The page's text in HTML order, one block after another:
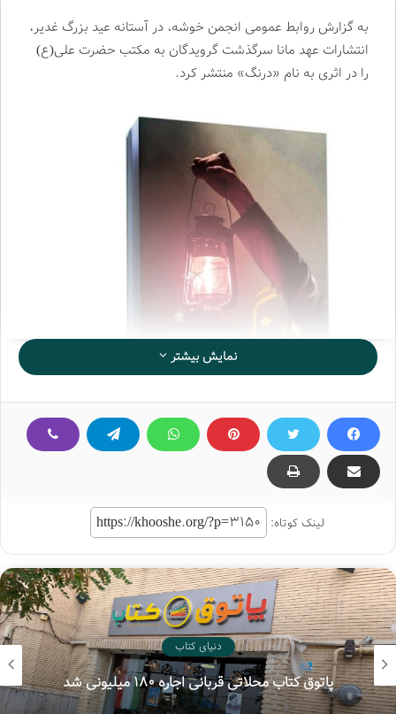
به گزارش روابط عمومی انجمن خوشه، در آستانه عید بزرگ غدیر،
انتشارات عهد مانا سرگذشت گرویدگان به مکتب حضرت علی(ع)
را در اثری به نام «درنگ» منتشر کرد.
گاهی باید ایستاد و مسیر پشت سر و راهِ پیشِ رو را کاوید و
گوش‌هایمان با آن بیگانه است و باید بشنویم. شاید سخنانی
باشد که به گوشمان نرسانده باشند و بدون آن، طی طریق ممکن
نباشد؛ و ما فقط یک بار زندگی می‌کنیم و ارزش درنگ، اینجا
مشخص می‌شود. اگر مسیر را اشتباه آمده باشیم چه؟!
«درنگ» تأملی است در مسیر شناخت؛ گزارش‌هایی است از
لحظه‌ها و بزنگاه‌هایی که راویانش آنجا فهمیده‌اند «چشم‌ها را
باید شست، جور دیگر باید دید…»
نمایش بیشتر
لینک کوتاه:
دنیای کتاب
هفتمین پویش ملی «سفیر حسین(ع)»